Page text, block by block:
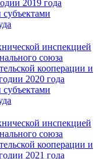
2019 года
инспекцией
союза
кооперации и
2020 года
инспекцией
союза
кооперации и
2021 года